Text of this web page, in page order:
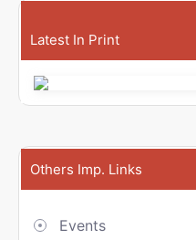
Latest In Print
Others Imp. Links
Events